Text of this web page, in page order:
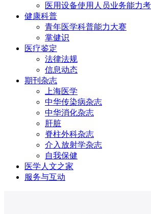
医用设备使用人员业务能力
健康科普
青年医学科普能力大赛
掌健识
医疗鉴定
法律法规
信息动态
期刊杂志
上海医学
中华传染病杂志
中华消化杂志
肝脏
脊柱外科杂志
介入放射学杂志
自我保健
医学人文之家
服务与互动